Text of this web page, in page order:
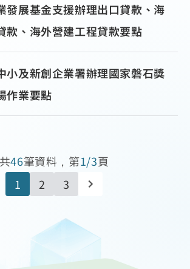
發展基金支援辦理出口貸款、海
款、海外營建工程貸款要點
小及新創企業署辦理國家磐石獎
作業要點
共46筆資料，第1/3頁
1
2 3